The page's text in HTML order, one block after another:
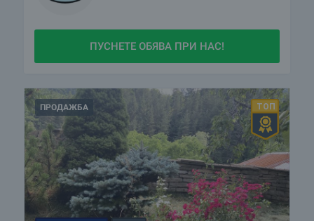
ПУСНЕТЕ ОБЯВА ПРИ НАС!
ПРОДАЖБА